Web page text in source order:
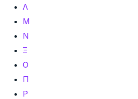
Λ
Μ
Ν
Ξ
Ο
Π
Ρ